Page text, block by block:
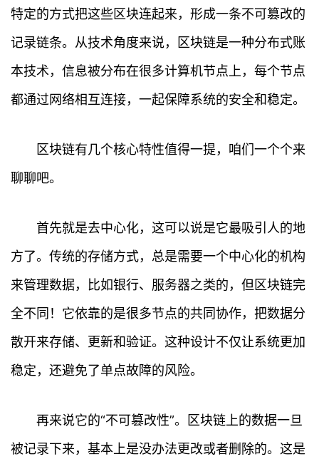
特定的方式把这些区块连起来，形成一条不可篡改的
记录链条。从技术角度来说，区块链是一种分布式账
本技术，信息被分布在很多计算机节点上，每个节点
都通过网络相互连接，一起保障系统的安全和稳定。
区块链有几个核心特性值得一提，咱们一个个来
聊聊吧。
首先就是去中心化，这可以说是它最吸引人的地
方了。传统的存储方式，总是需要一个中心化的机构
来管理数据，比如银行、服务器之类的，但区块链完
全不同！它依靠的是很多节点的共同协作，把数据分
散开来存储、更新和验证。这种设计不仅让系统更加
稳定，还避免了单点故障的风险。
再来说它的“不可篡改性”。区块链上的数据一旦
被记录下来，基本上是没办法更改或者删除的。这是